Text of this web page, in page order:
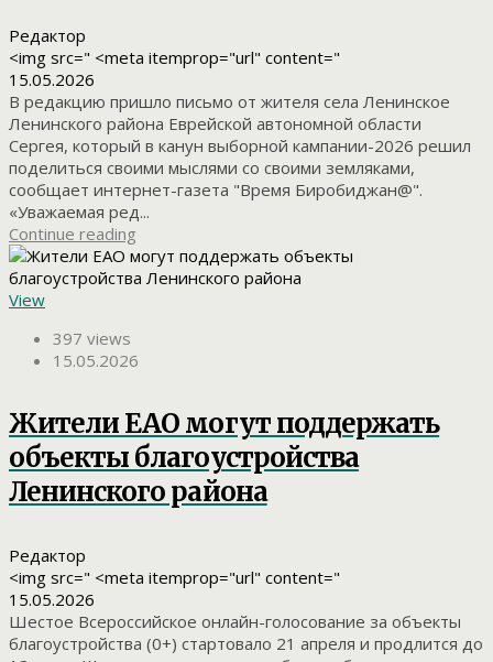
Редактор
<img src=" <meta itemprop="url" content="
15.05.2026
В редакцию пришло письмо от жителя села Ленинское
Ленинского района Еврейской автономной области
Сергея, который в канун выборной кампании-2026 решил
поделиться своими мыслями со своими земляками,
сообщает интернет-газета "Время Биробиджан@".
«Уважаемая ред...
Continue reading
View
397 views
15.05.2026
Жители ЕАО могут поддержать
объекты благоустройства
Ленинского района
Редактор
<img src=" <meta itemprop="url" content="
15.05.2026
Шестое Всероссийское онлайн-голосование за объекты
благоустройства (0+) стартовало 21 апреля и продлится до